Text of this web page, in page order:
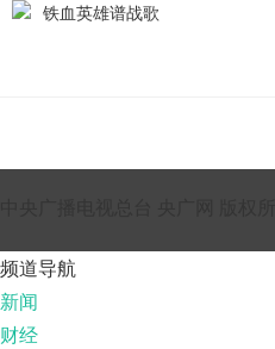
铁血英雄谱战歌
频道导航
新闻
财经